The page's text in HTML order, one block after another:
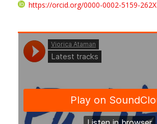
https://orcid.org/0000-0002-5159-262X